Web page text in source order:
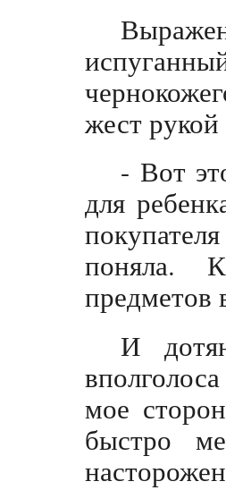
жест
- Вот
для
поняла.
предметов
И
мое
быстро